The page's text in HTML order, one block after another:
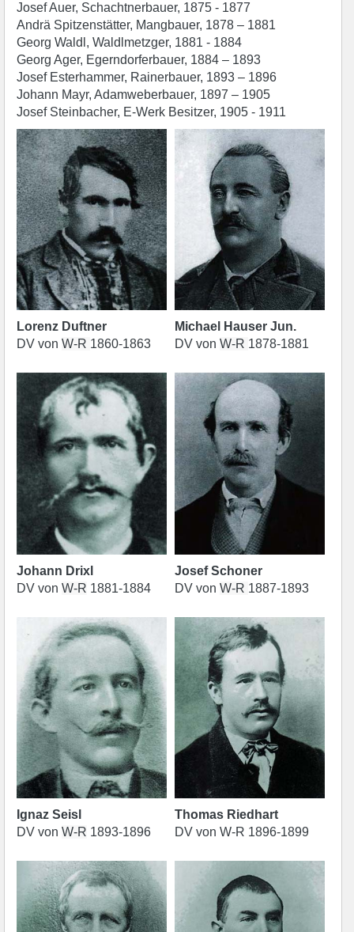
Josef Auer, Schachtnerbauer, 1875 - 1877
Andrä Spitzenstätter, Mangbauer, 1878 – 1881
Georg Waldl, Waldlmetzger, 1881 - 1884
Georg Ager, Egerndorferbauer, 1884 – 1893
Josef Esterhammer, Rainerbauer, 1893 – 1896
Johann Mayr, Adamweberbauer, 1897 – 1905
Josef Steinbacher, E-Werk Besitzer, 1905 - 1911
Lorenz Duftner
DV von W-R 1860-1863
Michael Hauser Jun.
DV vonW-R 1878-1881
Johann Drixl
DV von W-R 1881-1884
Josef Schoner
DV vonW-R 1887-1893
Ignaz Seisl
DV von W-R 1893-1896
Thomas Riedhart
DV von W-R 1896-1899